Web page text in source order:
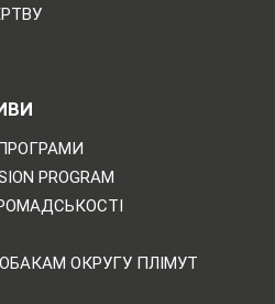
PROGRAM
ОКРУГУ ПЛІМУТ